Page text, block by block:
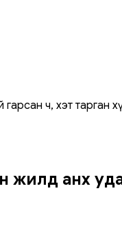
ч, хэт тарган
анх